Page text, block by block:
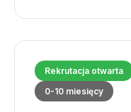
Rekrutacja otwarta
0-10 miesięcy